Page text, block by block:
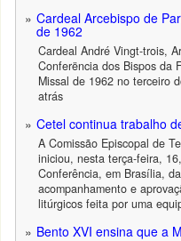
Cardeal Arcebispo de
de 1962
Cardeal André Vingt-trois,
Conferëncia dos Bispos da
Missal de 1962 no terceiro
atrás
Cetel continua trabalho
A Comissão Episcopal de
iniciou, nesta terça-feira,
Conferência, em Brasília,
acompanhamento e
litúrgicos feita por uma
Bento XVI ensina que a